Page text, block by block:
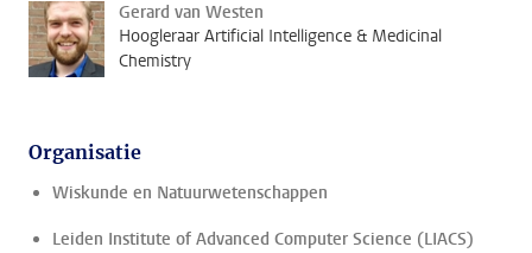
Gerard van Westen
Hoogleraar Artificial Intelligence & Medicinal
Chemistry
Organisatie
Wiskunde en Natuurwetenschappen
Leiden Institute of Advanced Computer Science (LIACS)